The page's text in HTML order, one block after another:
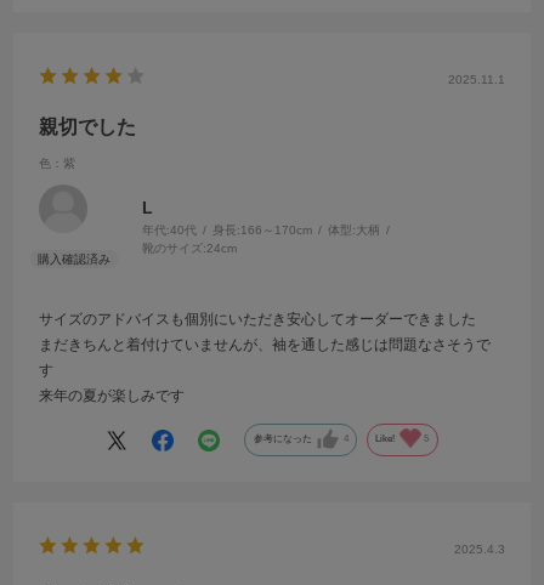
2025.11.1
親切でした
色：紫
L
年代:40代 身長:166～170cm 体型:大柄
靴のサイズ:24cm
サイズのアドバイスも個別にいただき安心してオーダーできました
まだきちんと着付けていませんが、袖を通した感じは問題なさそうで
す
来年の夏が楽しみです
参考になった 4 Like! 5
2025.4.3